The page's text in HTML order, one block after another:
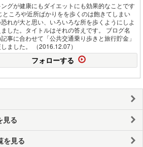
グが健康にもダイエットにも効果的なことです
ところや近所ばかりをを歩くのは飽きてしまい
れが大と思い、いろいろな所を歩くようにしよ
した。タイトルはそれの答えです。 ブログ名
事に合わせて「公共交通乗り歩きと旅行貯金」
ました。 （2016.12.07）
フォローする
見る
を見る